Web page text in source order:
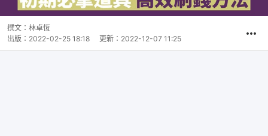
撰文： 林卓恆
出版： 2022-02-25 18:18 更新： 2022-12-07 11:25